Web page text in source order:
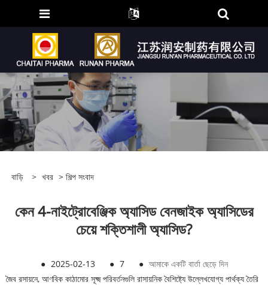
বাড়ি > খবর > শিল্প সংবাদ
কেন 4-নাইট্রোবেঞ্জিক অ্যাসিড বেনজাইক অ্যাসিডের
চেয়ে শক্তিশালী অ্যাসিড?
● 2025-02-13 ● 7 ● আমাকে একটি বার্তা ছেড়ে দিন
জৈব রসায়নে, আণবিক কাঠামোর সূক্ষ্ম পরিবর্তনগুলি রাসায়নিক বৈশিষ্ট্যে উল্লেখযোগ্য পার্থক্য তৈরি